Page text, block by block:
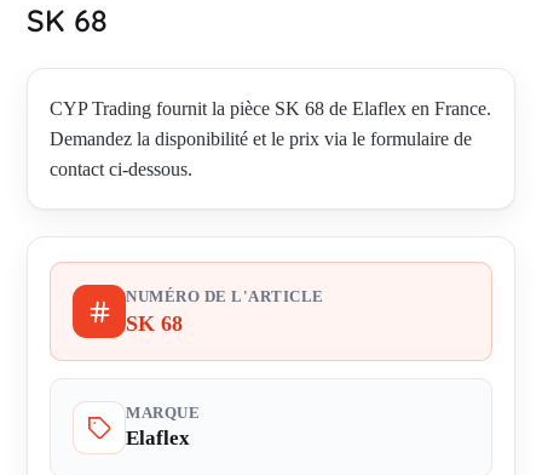
SK 68
CYP Trading fournit la pièce SK 68 de Elaflex en France.
Demandez la disponibilité et le prix via le formulaire de
contact ci-dessous.
NUMÉRO DE L'ARTICLE
SK 68
MARQUE
Elaflex